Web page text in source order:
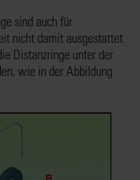
sind auch für
nicht damit ausgestattet
Distanzringe unter der
wie in der Abbildung